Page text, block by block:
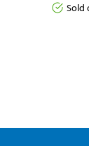
Sold